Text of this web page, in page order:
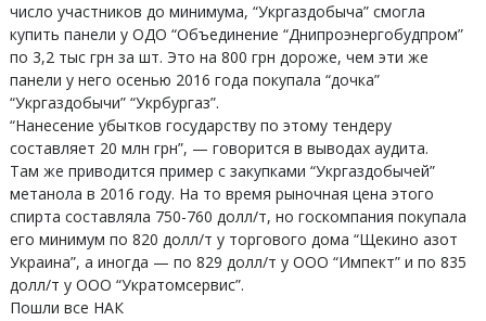
число участников до минимума, “Укргаздобыча” смогла
купить панели у ОДО “Объединение “Днипроэнергобудпром”
по 3,2 тыс грн за шт. Это на 800 грн дороже, чем эти же
панели у него осенью 2016 года покупала “дочка”
“Укргаздобычи” “Укрбургаз”.
“Нанесение убытков государству по этому тендеру
составляет 20 млн грн”, — говорится в выводах аудита.
Там же приводится пример с закупками “Укргаздобычей”
метанола в 2016 году. На то время рыночная цена этого
спирта составляла 750-760 долл/т, но госкомпания покупала
его минимум по 820 долл/т у торгового дома “Щекино азот
Украина”, а иногда — по 829 долл/т у ООО “Импект” и по 835
долл/т у ООО “Укратомсервис”.
Пошли все НАК